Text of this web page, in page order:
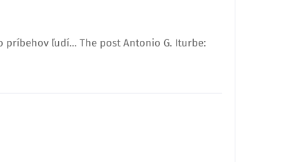
príbehov ľudí… The post Antonio G. Iturbe: